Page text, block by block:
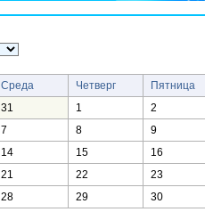
Среда Четверг
Пятница
31 1
2
7 8
9
14 15
16
21 22
23
28 29 30